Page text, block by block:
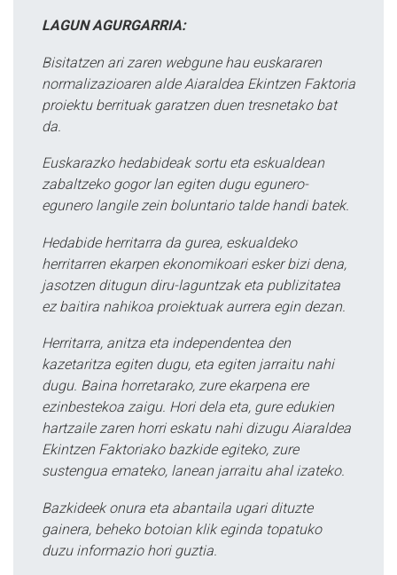
LAGUN AGURGARRIA:
Bisitatzen ari zaren webgune hau euskararen
normalizazioaren alde Aiaraldea Ekintzen Faktoria
proiektu berrituak garatzen duen tresnetako bat
da.
Euskarazko hedabideak sortu eta eskualdean
zabaltzeko gogor lan egiten dugu egunero-
egunero langile zein boluntario talde handi batek.
Hedabide herritarra da gurea, eskualdeko
herritarren ekarpen ekonomikoari esker bizi dena,
jasotzen ditugun diru-laguntzak eta publizitatea
ez baitira nahikoa proiektuak aurrera egin dezan.
Herritarra, anitza eta independentea den
kazetaritza egiten dugu, eta egiten jarraitu nahi
dugu. Baina horretarako, zure ekarpena ere
ezinbestekoa zaigu. Hori dela eta, gure edukien
hartzaile zaren horri eskatu nahi dizugu Aiaraldea
Ekintzen Faktoriako bazkide egiteko, zure
sustengua emateko, lanean jarraitu ahal izateko.
Bazkideek onura eta abantaila ugari dituzte
gainera, beheko botoian klik eginda topatuko
duzu informazio hori guztia.